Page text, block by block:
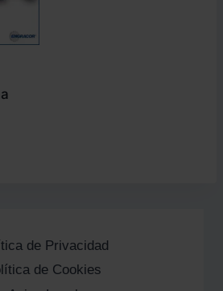
de Privacidad
de Cookies